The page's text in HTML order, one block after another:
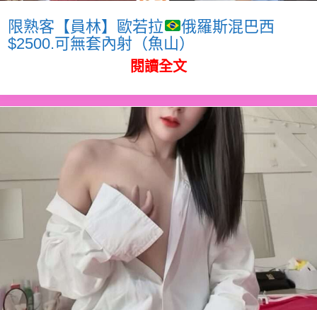
限熟客【員林】歐若拉
俄羅斯混巴西
$2500.可無套內射（魚山）
閱讀全文